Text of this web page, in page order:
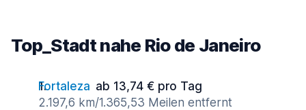
Top_Stadt nahe Rio de Janeiro
Fortaleza ab 13,74 € pro Tag
2.197,6 km/1.365,53 Meilen entfernt